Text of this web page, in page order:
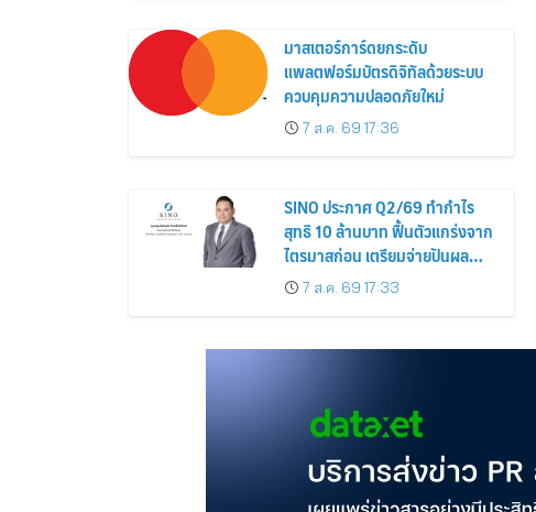
มาสเตอร์การ์ดยกระดับ
แพลตฟอร์มบัตรดิจิทัลด้วยระบบ
ควบคุมความปลอดภัยใหม่
7 ส.ค. 69 17:36
SINO ประกาศ Q2/69 ทำกำไร
สุทธิ 10 ล้านบาท ฟื้นตัวแกร่งจาก
ไตรมาสก่อน เตรียมจ่ายปันผล
ระหว่างกาล 0.014423 บาทต่อหุ้น
ครึ่งปีหลังมุ่งเติบโตต่อเนื่อง
7 ส.ค. 69 17:33